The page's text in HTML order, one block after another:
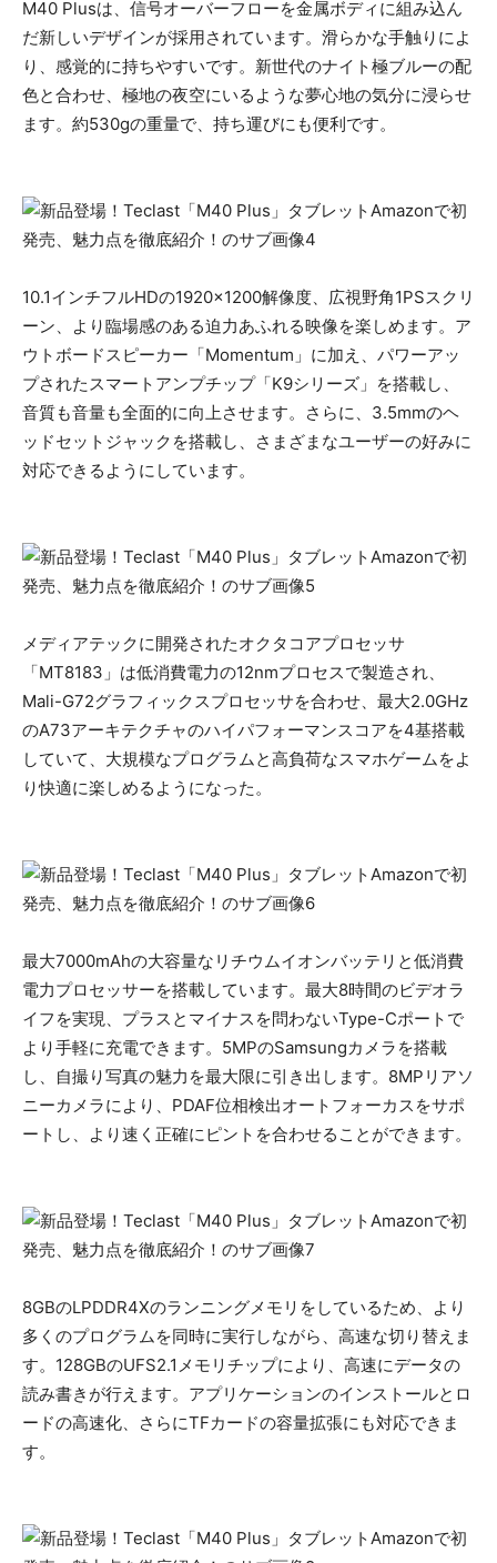
M40 Plusは、信号オーバーフローを金属ボディに組み込ん
だ新しいデザインが採用されています。滑らかな手触りによ
り、感覚的に持ちやすいです。新世代のナイト極ブルーの配
色と合わせ、極地の夜空にいるような夢心地の気分に浸らせ
ます。約530gの重量で、持ち運びにも便利です。
10.1インチフルHDの1920×1200解像度、広視野角1PSスクリ
ーン、より臨場感のある迫力あふれる映像を楽しめます。ア
ウトボードスピーカー「Momentum」に加え、パワーアッ
プされたスマートアンプチップ「K9シリーズ」を搭載し、
音質も音量も全面的に向上させます。さらに、3.5mmのヘ
ッドセットジャックを搭載し、さまざまなユーザーの好みに
対応できるようにしています。
メディアテックに開発されたオクタコアプロセッサ
「MT8183」は低消費電力の12nmプロセスで製造され、
Mali-G72グラフィックスプロセッサを合わせ、最大2.0GHz
のA73アーキテクチャのハイパフォーマンスコアを4基搭載
していて、大規模なプログラムと高負荷なスマホゲームをよ
り快適に楽しめるようになった。
最大7000mAhの大容量なリチウムイオンバッテリと低消費
電力プロセッサーを搭載しています。最大8時間のビデオラ
イフを実現、プラスとマイナスを問わないType-Cポートで
より手軽に充電できます。5MPのSamsungカメラを搭載
し、自撮り写真の魅力を最大限に引き出します。8MPリアソ
ニーカメラにより、PDAF位相検出オートフォーカスをサポ
ートし、より速く正確にピントを合わせることができます。
8GBのLPDDR4Xのランニングメモリをしているため、より
多くのプログラムを同時に実行しながら、高速な切り替えま
す。128GBのUFS2.1メモリチップにより、高速にデータの
読み書きが行えます。アプリケーションのインストールとロ
ードの高速化、さらにTFカードの容量拡張にも対応できま
す。